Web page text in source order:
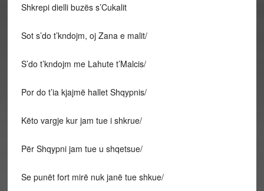
Shkrepi dielli buzës s’Cukalit
Sot s’do t’kndojm, oj Zana e malit/
S’do t’kndojm me Lahute t’Malcis/
Por do t’ia kjajmë hallet Shqypnis/
Këto vargje kur jam tue i shkrue/
Për Shqypni jam tue u shqetsue/
Se punët fort mirë nuk janë tue shkue/